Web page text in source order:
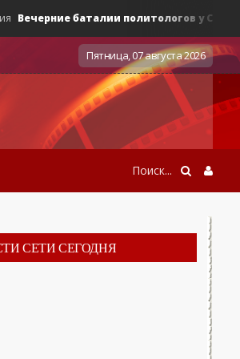
баталии политологов у Соловьёва
Пятница, 07 августа 2026
Вечерние баталии политологов у
СЕТИ СЕГОДНЯ